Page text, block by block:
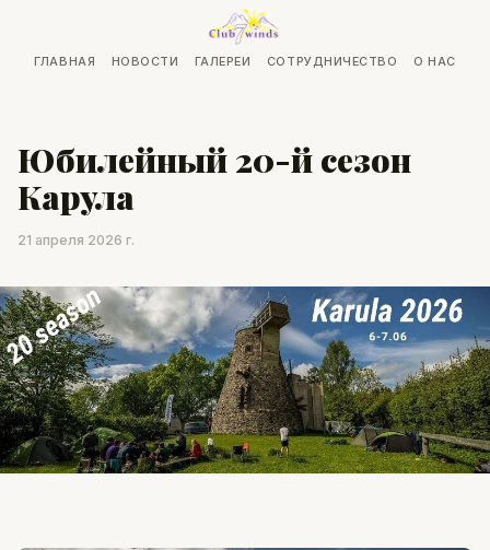
ГЛАВНАЯ НОВОСТИ ГАЛЕРЕИ СОТРУДНИЧЕСТВО О НАС
Юбилейный 20-й сезон
Карула
21 апреля 2026 г.